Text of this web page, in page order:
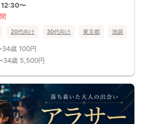
12:30〜
20代向け 30代向け 東京都 池袋
34歳 100円
34歳 5,500円